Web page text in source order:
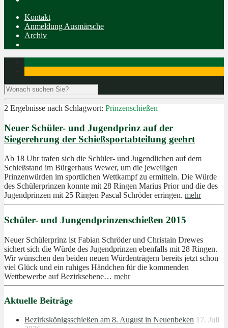
Kontakt
Anmeldung Ausmärsche
Archiv
2 Ergebnisse nach Schlagwort: Prinzenschießen
Neuer Schüler- und Jugendprinz auf der
Siegerehrung der Schießsportabteilung geehrt
Ab 18 Uhr trafen sich die Schüler- und Jugendlichen auf dem
Schießstand im Bürgerhaus Wewer, um die jeweiligen
Prinzenwürden im sportlichen Wettkampf zu ermitteln. Die Würde
des Schülerprinzen konnte mit 28 Ringen Marius Prior und die des
Jugendprinzen mit 25 Ringen Pascal Schröder erringen. mehr
Schüler- und Jungendprinzenschießen 2015
Neuer Schülerprinz ist Fabian Schröder und Christain Drewes
sichert sich die Würde des Jugendprinzen ebenfalls mit 28 Ringen.
Wir wünschen den beiden neuen Würdenträgern bereits jetzt schon
viel Glück und ein ruhiges Händchen für die kommenden
Wettbewerbe auf Bezirksebene… mehr
Aktuelle Beiträge
Bezirkskönigsschießen am 8. August in Neuenbeken 17. Juli